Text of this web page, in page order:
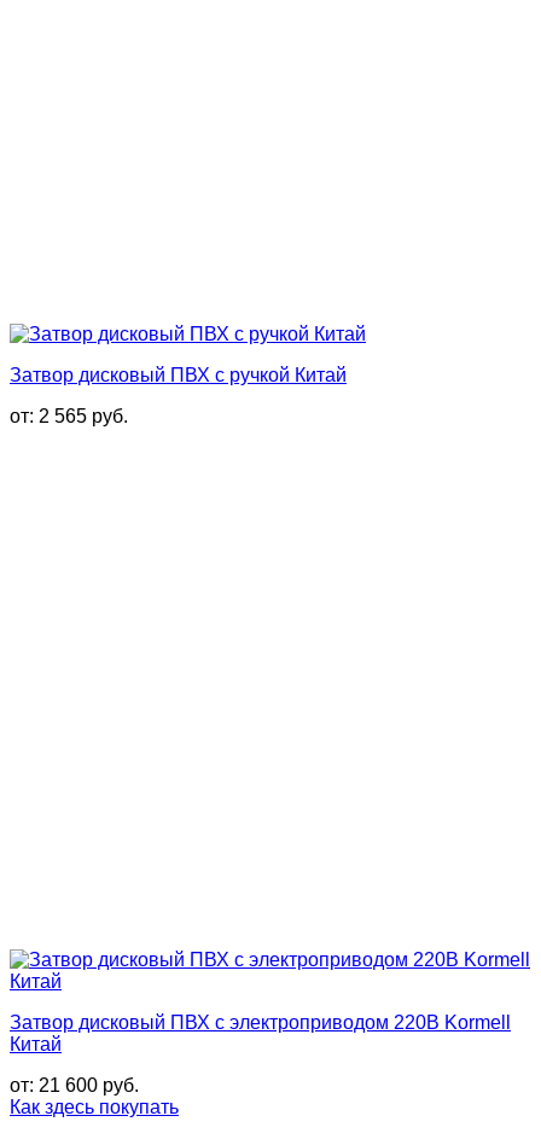
Затвор дисковый ПВХ с ручкой Китай
от: 2 565 руб.
Затвор дисковый ПВХ с электроприводом 220В Kormell
Китай
от: 21 600 руб.
Как здесь покупать